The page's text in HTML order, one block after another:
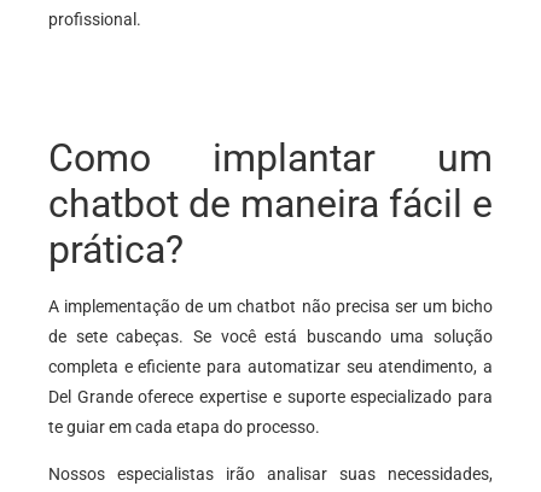
profissional.
Como implantar um
chatbot de maneira fácil e
prática?
A implementação de um chatbot não precisa ser um bicho
de sete cabeças. Se você está buscando uma solução
completa e eficiente para automatizar seu atendimento, a
Del Grande oferece expertise e suporte especializado para
te guiar em cada etapa do processo.
Nossos especialistas irão analisar suas necessidades,